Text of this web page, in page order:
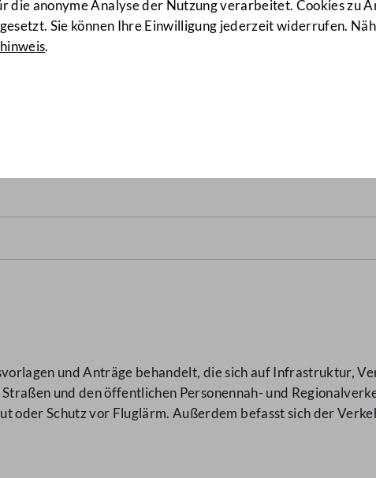
die anonyme Analyse der Nutzung verarbeitet. Cookies zu
Sie können Ihre Einwilligung jederzeit widerrufen.
.
und Anträge behandelt, die sich auf Infrastruktur,
und den öffentlichen Personennah- und
oder Schutz vor Fluglärm. Außerdem befasst sich der